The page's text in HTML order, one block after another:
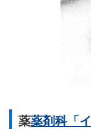
薬薬剤科「